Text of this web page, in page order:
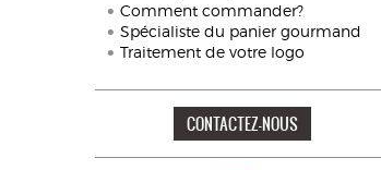
Comment commander?
Spécialiste du panier gourmand
Traitement de votre logo
CONTACTEZ-NOUS